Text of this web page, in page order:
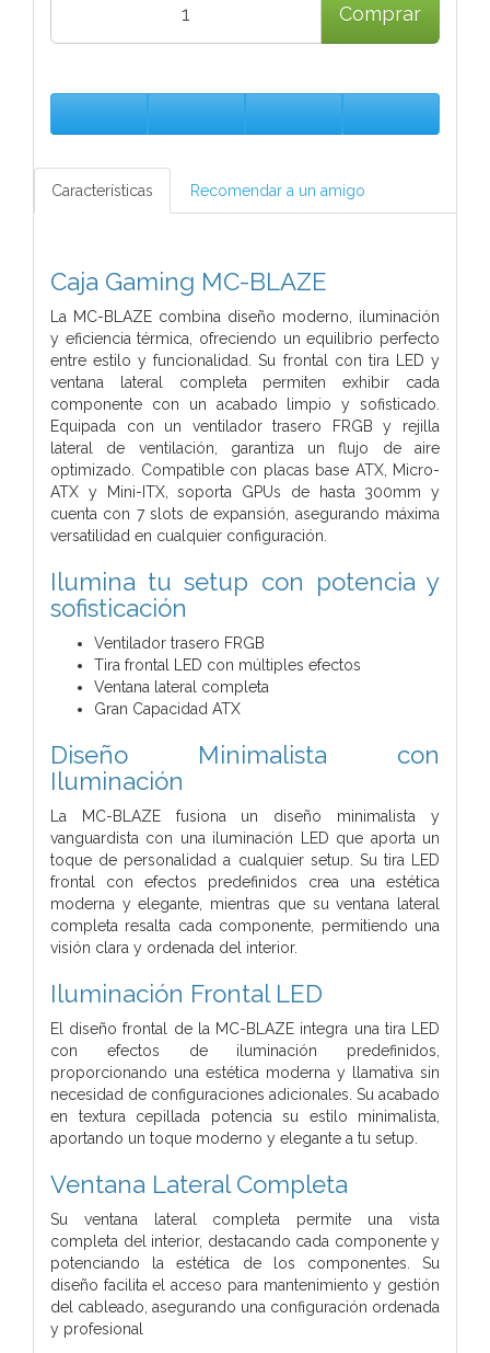
Comprar
Características Recomendar a un amigo
Caja Gaming MC-BLAZE
La MC-BLAZE combina diseño moderno, iluminación
y eficiencia térmica, ofreciendo un equilibrio perfecto
entre estilo y funcionalidad. Su frontal con tira LED y
ventana lateral completa permiten exhibir cada
componente con un acabado limpio y sofisticado.
Equipada con un ventilador trasero FRGB y rejilla
lateral de ventilación, garantiza un flujo de aire
optimizado. Compatible con placas base ATX, Micro-
ATX y Mini-ITX, soporta GPUs de hasta 300mm y
cuenta con 7 slots de expansión, asegurando máxima
versatilidad en cualquier configuración.
Ilumina tu setup con potencia y
sofisticación
Ventilador trasero FRGB
Tira frontal LED con múltiples efectos
Ventana lateral completa
Gran Capacidad ATX
Diseño Minimalista con
Iluminación
La MC-BLAZE fusiona un diseño minimalista y
vanguardista con una iluminación LED que aporta un
toque de personalidad a cualquier setup. Su tira LED
frontal con efectos predefinidos crea una estética
moderna y elegante, mientras que su ventana lateral
completa resalta cada componente, permitiendo una
visión clara y ordenada del interior.
Iluminación Frontal LED
El diseño frontal de la MC-BLAZE integra una tira LED
con efectos de iluminación predefinidos,
proporcionando una estética moderna y llamativa sin
necesidad de configuraciones adicionales. Su acabado
en textura cepillada potencia su estilo minimalista,
aportando un toque moderno y elegante a tu setup.
Ventana Lateral Completa
Su ventana lateral completa permite una vista
completa del interior, destacando cada componente y
potenciando la estética de los componentes. Su
diseño facilita el acceso para mantenimiento y gestión
del cableado, asegurando una configuración ordenada
y profesional